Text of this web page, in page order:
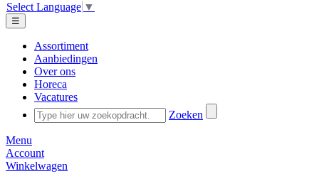
Select Language ▼
☰
Assortiment
Aanbiedingen
Over ons
Horeca
Vacatures
Zoeken
Menu
Account
Winkelwagen